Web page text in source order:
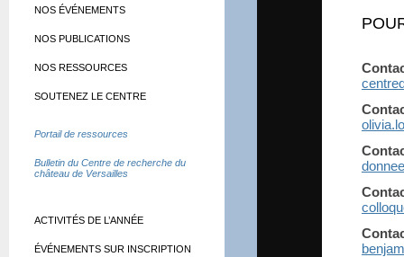
NOS ÉVÉNEMENTS
NOS PUBLICATIONS
NOS RESSOURCES
SOUTENEZ LE CENTRE
Portail de ressources
Bulletin du Centre de recherche du
château de Versailles
ACTIVITÉS DE L’ANNÉE
ÉVÉNEMENTS SUR INSCRIPTION